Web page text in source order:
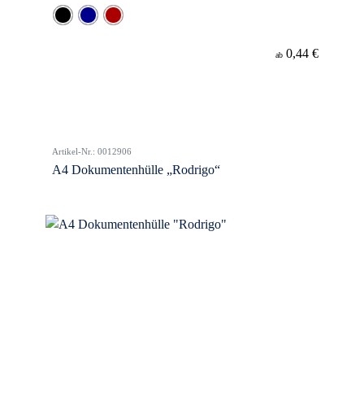
ab 0,44 €
Artikel-Nr.: 0012906
A4 Dokumentenhülle „Rodrigo“